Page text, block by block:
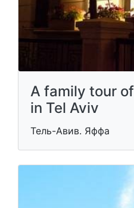
A family tour
in Tel Aviv
Тель-Авив. Яффа